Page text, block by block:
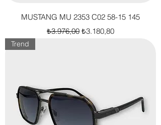
MUSTANG MU 2353 C02 58-15 145
Normal Fiyat
₺3.976,00 İndirimli Fiyat
₺3.180,80
Trend